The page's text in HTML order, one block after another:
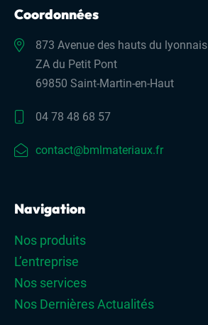
Coordonnées
873 Avenue des hauts du lyonnais
ZA du Petit Pont
69850 Saint-Martin-en-Haut
04 78 48 68 57
contact@bmlmateriaux.fr
Navigation
Nos produits
L’entreprise
Nos services
Nos Dernières Actualités